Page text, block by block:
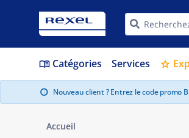
menu_book Catégories Services star
info Nouveau client ? Entrez le code promo
Accueil